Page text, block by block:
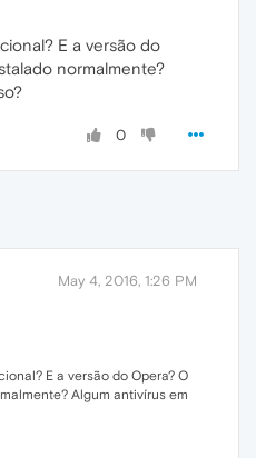
E a versão do
normalmente?
0
May 4, 2016, 1:26 PM
E a versão do Opera? O
Algum antivírus em